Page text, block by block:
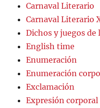
Carnaval Literario
Carnaval Literario
Dichos y juegos
English time
Enumeración
Enumeración
Exclamación
Expresión corporal